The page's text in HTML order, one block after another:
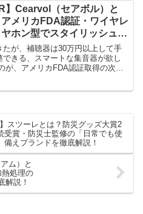
】Cearvol（セアボル）と
メリカFDA認証・ワイヤレ
ホン型でスタイリッシュな
を徹底解説！
たが、補聴器は30万円以上して手
きる、スマートな集音器が欲し
、アメリカFDA認証取得の次世
】スツーレとは？防災グッズ大賞2
受賞・防災士監修の「日常でも使
備えブランドを徹底解説！
ム）と
処理の
解説！